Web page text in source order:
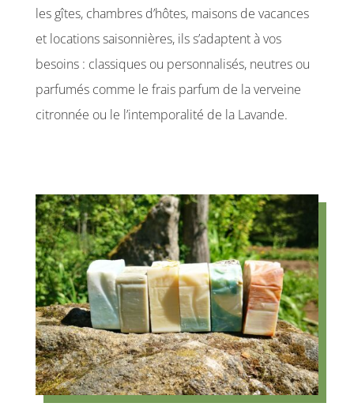
les gîtes, chambres d’hôtes, maisons de vacances
et locations saisonnières, ils s’adaptent à vos
besoins : classiques ou personnalisés, neutres ou
parfumés comme le frais parfum de la verveine
citronnée ou le l’intemporalité de la Lavande.